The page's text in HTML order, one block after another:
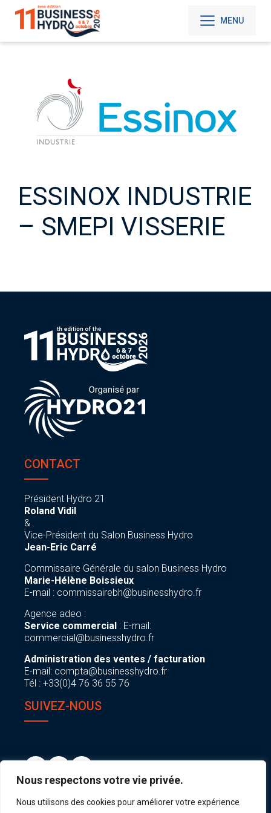
Nous respectons votre vie privée.
Nous utilisons des cookies pour améliorer votre expérience
contenu
MENU
ESSINOX INDUSTRIE
– SMEPI VISSERIE
CONTACT
Président Hydro 21
Roland Vidil
&
Vice-Président du Salon Business Hydro
Jean-Eric Carré
Commissaire Générale du salon Business Hydro
Marie-Hélène Boissieux
E-mail : commissairebh@businesshydro.fr
Agence adeo :
Service commercial : E-mail:
commercial@businesshydro.fr
Administration des ventes / facturation
E-mail: compta@businesshydro.fr
Tél : +33(0)4 76 36 55 76
SUIVEZ-NOUS